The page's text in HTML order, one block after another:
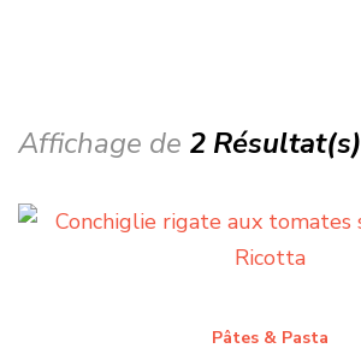
Affichage de 2 Résultat(s)
Pâtes & Pasta